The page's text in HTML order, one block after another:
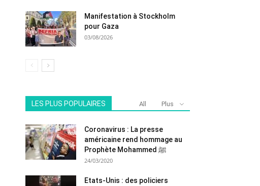
Manifestation à Stockholm
pour Gaza
03/08/2026
LES PLUS POPULAIRES All Plus
Coronavirus : La presse
américaine rend hommage au
Prophète Mohammed ﷺ
24/03/2020
Etats-Unis : des policiers